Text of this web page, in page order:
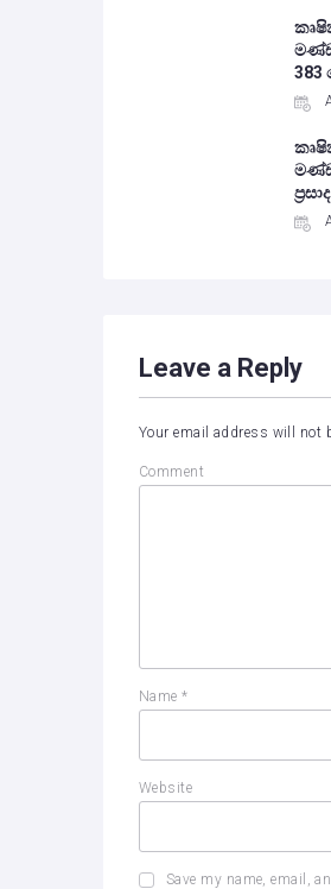
383
Leave a Reply
Your email address will not
Comment
Name*
Website
Save my name, email,